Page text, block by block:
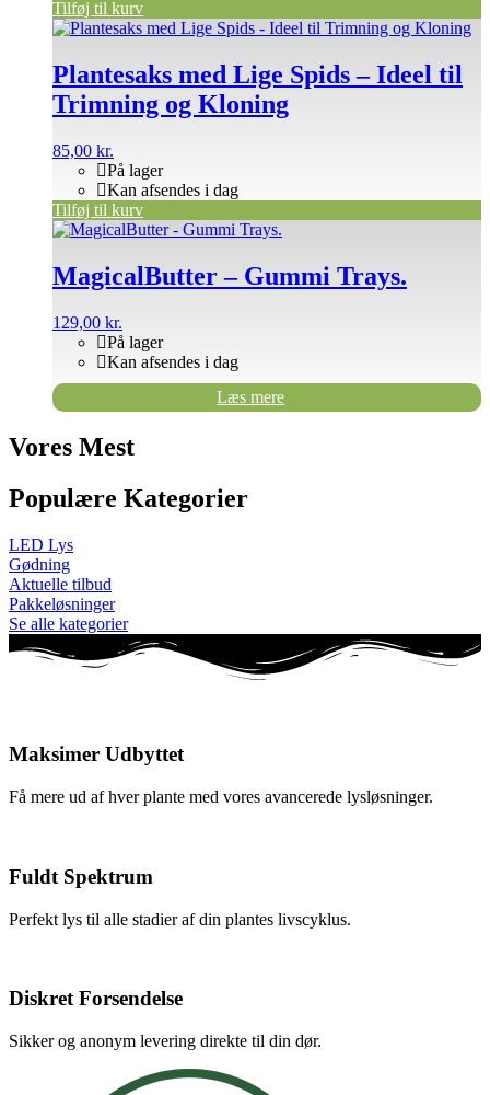
Tilføj til kurv
Plantesaks med Lige Spids – Ideel til
Trimning og Kloning
85,00 kr.
På lager
Kan afsendes i dag
Tilføj til kurv
MagicalButter – Gummi Trays.
129,00 kr.
På lager
Kan afsendes i dag
Læs mere
Vores Mest
Populære Kategorier
LED Lys
Gødning
Aktuelle tilbud
Pakkeløsninger
Se alle kategorier
Maksimer Udbyttet
Få mere ud af hver plante med vores avancerede lysløsninger.
Fuldt Spektrum
Perfekt lys til alle stadier af din plantes livscyklus.
Diskret Forsendelse
Sikker og anonym levering direkte til din dør.